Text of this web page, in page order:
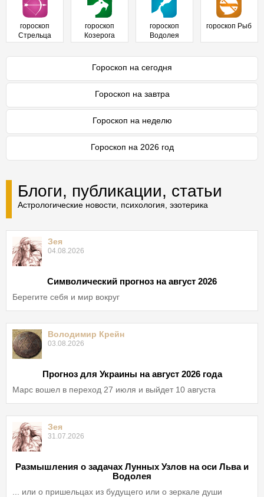
гороскоп
Стрельца
гороскоп
Козерога
гороскоп
Водолея
гороскоп Рыб
Гороскоп на сегодня
Гороскоп на завтра
Гороскоп на неделю
Гороскоп на 2026 год
Блоги, публикации, статьи
Астрологические новости, психология, эзотерика
Зея
04.08.2026
Символический прогноз на август 2026
Берегите себя и мир вокруг
Володимир Крейн
03.08.2026
Прогноз для Украины на август 2026 года
Марс вошел в переход 27 июля и выйдет 10 августа
Зея
31.07.2026
Размышления о задачах Лунных Узлов на оси Льва и
Водолея
... или о пришельцах из будущего или о зеркале души